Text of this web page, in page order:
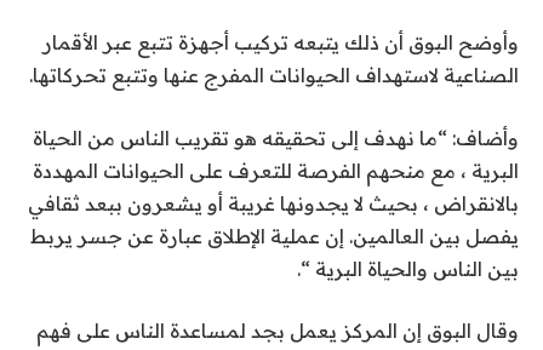
وأوضح البوق أن ذلك يتبعه تركيب أجهزة تتبع عبر الأقمار
الصناعية لاستهداف الحيوانات المفرج عنها وتتبع تحركاتها.
وأضاف: “ما نهدف إلى تحقيقه هو تقريب الناس من الحياة
البرية ، مع منحهم الفرصة للتعرف على الحيوانات المهددة
بالانقراض ، بحيث لا يجدونها غريبة أو يشعرون ببعد ثقافي
يفصل بين العالمين. إن عملية الإطلاق عبارة عن جسر يربط
بين الناس والحياة البرية “.
وقال البوق إن المركز يعمل بجد لمساعدة الناس على فهم